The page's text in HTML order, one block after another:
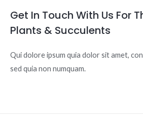
Get In Touch With Us For
Plants & Succulents
Qui dolore ipsum quia dolor sit amet,
sed quia non numquam.